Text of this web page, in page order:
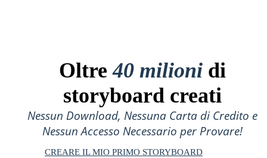
Oltre40 milioni di
storyboard creati
Nessun Download, Nessuna Carta di Credito e
Nessun Accesso Necessario per Provare!
CREARE IL MIO PRIMO STORYBOARD